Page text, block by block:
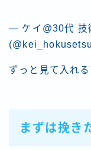
— ケイ@30代 技
ずっと見て入れ
まずは挽き